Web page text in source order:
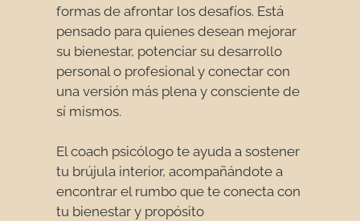
formas de afrontar los desafíos. Está
pensado para quienes desean mejorar
su bienestar, potenciar su desarrollo
personal o profesional y conectar con
una versión más plena y consciente de
sí mismos.
El coach psicólogo te ayuda a sostener
tu brújula interior, acompañándote a
encontrar el rumbo que te conecta con
tu bienestar y propósito